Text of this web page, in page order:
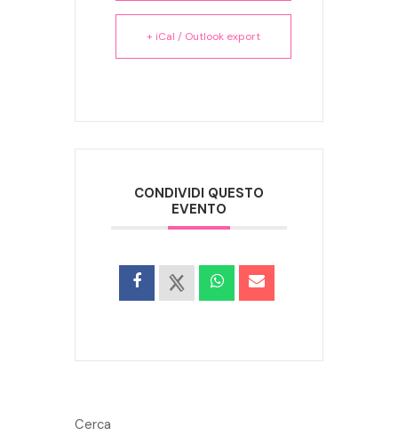
+ iCal / Outlook export
CONDIVIDI QUESTO
EVENTO
Cerca